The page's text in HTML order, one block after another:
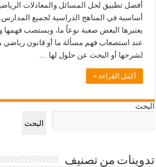
أفضل تطبيق لحل المسائل والمعادلات
أساسية في المناهج الدراسية لجميع
يعتبرها البعض صعبة نوعاً ما، ويستصب فهمها
عند استصعاب فهم مسألة ما أو قانون
لشرحها أو البحث عن حلول لها …
أكمل القراءة »
البحث
البحث
تدوينات من تصنيف